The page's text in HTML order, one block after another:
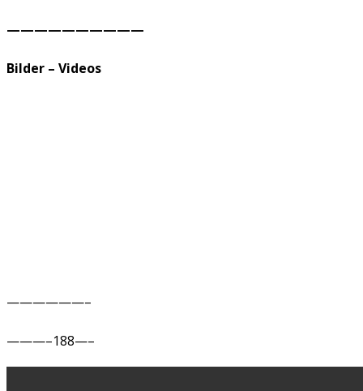
——————————
Bilder – Videos
——————–
———–188—–